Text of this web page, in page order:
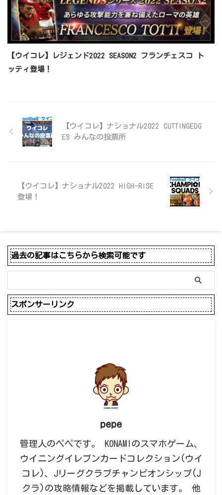
【ウイコレ】レジェンド2022 SEASON2 フランチェスコ ト
ッティ登場！
【ウイコレ】ナショナル2022 CUTTINGEDG
ES みんなの投票所
【ウイコレ】ナショナル2022 HIGH-RISE
登場！
過去の記事はこちらから検索可能です
スポンサーリンク
pepe
管理人のペペです。 KONAMIのスマホゲーム、
ウイニングイレブンカードコレクション(ウイ
コレ)、Jリーグクラブチャンピオンシップ(J
クラ)の攻略情報などを掲載しています。 他